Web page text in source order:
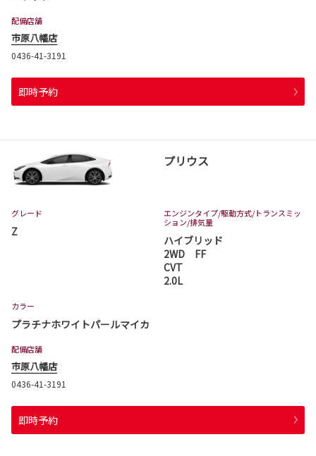
配備店舗
市原八幡店
0436-41-3191
即時予約
プリウス
グレード
Z
エンジンタイプ/駆動方式/トランスミッ
ション/排気量
ハイブリッド
2WD FF
CVT
2.0L
カラー
プラチナホワイトパールマイカ
配備店舗
市原八幡店
0436-41-3191
即時予約